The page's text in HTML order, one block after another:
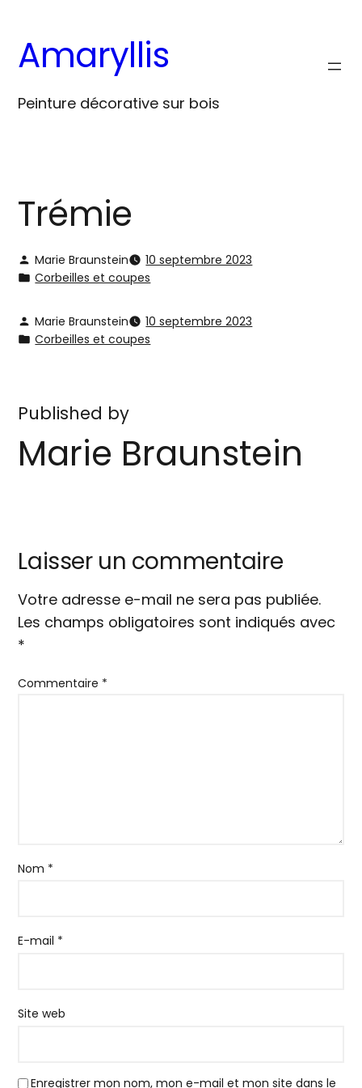
contenu
Amaryllis
Peinture décorative sur bois
Trémie
Marie Braunstein
10 septembre 2023
Corbeilles et coupes
Marie Braunstein
10 septembre 2023
Corbeilles et coupes
Published by
Marie Braunstein
Laisser un commentaire
Votre adresse e-mail ne sera pas publiée.
Les champs obligatoires sont indiqués avec
*
Commentaire *
Nom *
E-mail *
Site web
Enregistrer mon nom, mon e-mail et mon site dans le